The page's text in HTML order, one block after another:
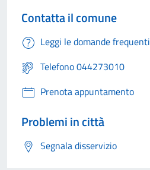
Contatta il comune
Leggi le domande frequenti
Telefono 044273010
Prenota appuntamento
Problemi in città
Segnala disservizio